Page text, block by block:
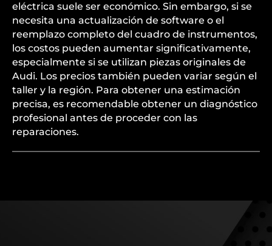
eléctrica suele ser económico. Sin embargo, si se
necesita una actualización de software o el
reemplazo completo del cuadro de instrumentos,
los costos pueden aumentar significativamente,
especialmente si se utilizan piezas originales de
Audi. Los precios también pueden variar según el
taller y la región. Para obtener una estimación
precisa, es recomendable obtener un diagnóstico
profesional antes de proceder con las
reparaciones.